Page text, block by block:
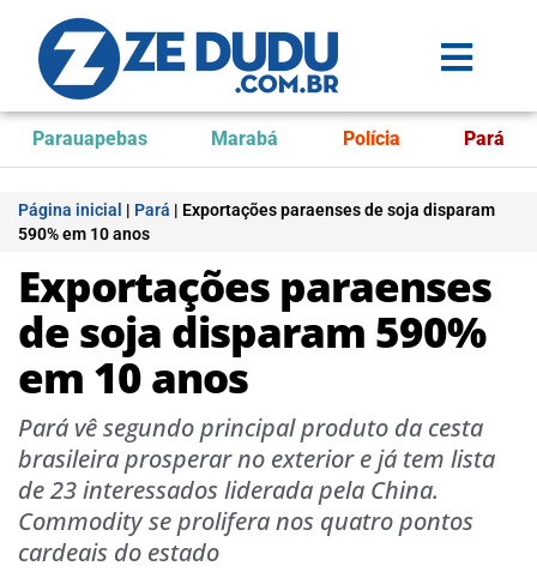
Parauapebas Marabá Polícia Pará
Página inicial | Pará | Exportações paraenses de soja disparam
590% em 10 anos
Exportações paraenses
de soja disparam 590%
em 10 anos
Pará vê segundo principal produto da cesta
brasileira prosperar no exterior e já tem lista
de 23 interessados liderada pela China.
Commodity se prolifera nos quatro pontos
cardeais do estado